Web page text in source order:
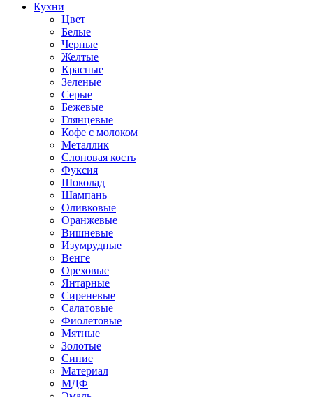
Кухни
Цвет
Белые
Черные
Желтые
Красные
Зеленые
Серые
Бежевые
Глянцевые
Кофе с молоком
Металлик
Слоновая кость
Фуксия
Шоколад
Шампань
Оливковые
Оранжевые
Вишневые
Изумрудные
Венге
Ореховые
Янтарные
Сиреневые
Салатовые
Фиолетовые
Мятные
Золотые
Синие
Материал
МДФ